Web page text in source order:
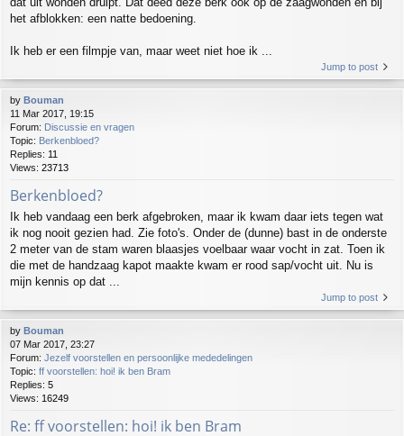
het afblokken: een natte bedoening.
Ik heb er een filmpje van, maar weet niet hoe ik ...
Jump to post
by Bouman
11 Mar 2017, 19:15
Forum: Discussie en vragen
Topic: Berkenbloed?
Replies: 11
Views: 23713
Berkenbloed?
Ik heb vandaag een berk afgebroken, maar ik kwam daar iets tegen wat
ik nog nooit gezien had. Zie foto's. Onder de (dunne) bast in de onderste
2 meter van de stam waren blaasjes voelbaar waar vocht in zat. Toen ik
die met de handzaag kapot maakte kwam er rood sap/vocht uit. Nu is
mijn kennis op dat ...
Jump to post
by Bouman
07 Mar 2017, 23:27
Forum: Jezelf voorstellen en persoonlijke mededelingen
Topic: ff voorstellen: hoi! ik ben Bram
Replies: 5
Views: 16249
Re: ff voorstellen: hoi! ik ben Bram